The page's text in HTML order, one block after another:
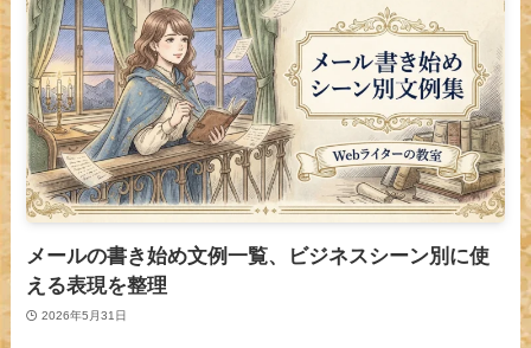
メールの書き始め文例一覧、ビジネスシーン別に使
える表現を整理
2026年5月31日